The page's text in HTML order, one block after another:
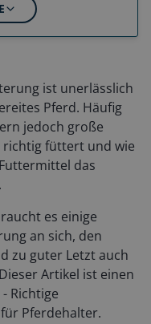
ist unerlässlich
Pferd. Häufig
jedoch große
richtig füttert und wie
das
es einige
an sich, den
zu guter Letzt auch
Artikel ist einen
Richtige
Pferdehalter.